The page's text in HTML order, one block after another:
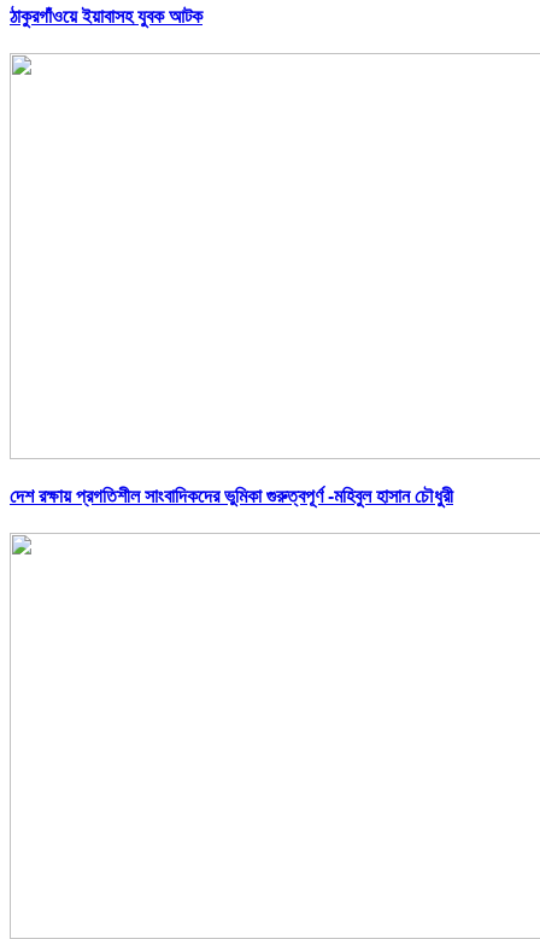
ঠাকুরগাঁওয়ে ইয়াবাসহ যুবক আটক
দেশ রক্ষায় প্রগতিশীল সাংবাদিকদের ভুমিকা গুরুত্বপূর্ণ -মহিবুল হাসান চৌধুরী